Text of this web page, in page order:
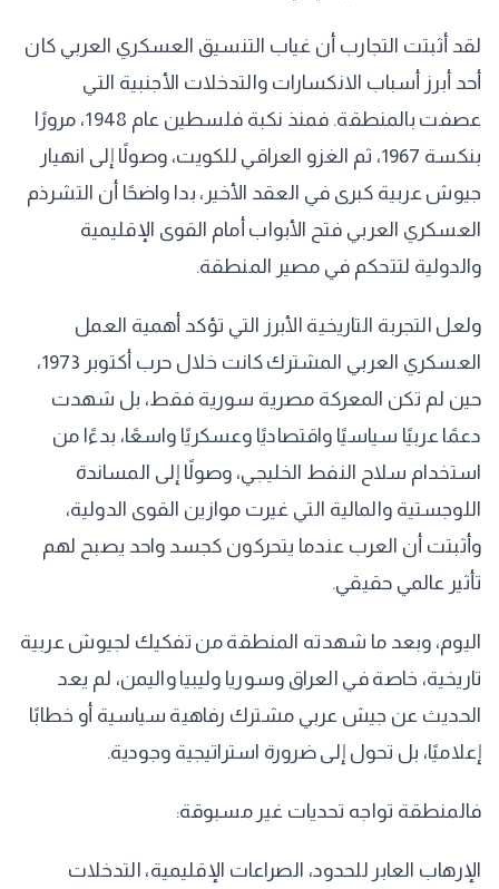
لقد أثبتت التجارب أن غياب التنسيق العسكري العربي كان
أحد أبرز أسباب الانكسارات والتدخلات الأجنبية التي
عصفت بالمنطقة. فمنذ نكبة فلسطين عام 1948، مرورًا
بنكسة 1967، ثم الغزو العراقي للكويت، وصولًا إلى انهيار
جيوش عربية كبرى في العقد الأخير، بدا واضحًا أن التشرذم
العسكري العربي فتح الأبواب أمام القوى الإقليمية
والدولية لتتحكم في مصير المنطقة.
ولعل التجربة التاريخية الأبرز التي تؤكد أهمية العمل
العسكري العربي المشترك كانت خلال حرب أكتوبر 1973،
حين لم تكن المعركة مصرية سورية فقط، بل شهدت
دعمًا عربيًا سياسيًا واقتصاديًا وعسكريًا واسعًا، بدءًا من
استخدام سلاح النفط الخليجي، وصولًا إلى المساندة
اللوجستية والمالية التي غيرت موازين القوى الدولية،
وأثبتت أن العرب عندما يتحركون كجسد واحد يصبح لهم
تأثير عالمي حقيقي.
اليوم، وبعد ما شهدته المنطقة من تفكيك لجيوش عربية
تاريخية، خاصة في العراق وسوريا وليبيا واليمن، لم يعد
الحديث عن جيش عربي مشترك رفاهية سياسية أو خطابًا
إعلاميًا، بل تحول إلى ضرورة استراتيجية وجودية.
فالمنطقة تواجه تحديات غير مسبوقة:
الإرهاب العابر للحدود، الصراعات الإقليمية، التدخلات